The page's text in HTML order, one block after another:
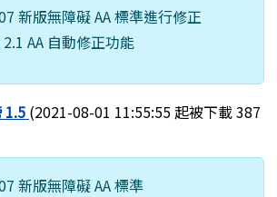
新版無障礙 AA 標準進行修正
AA 自動修正功能
1.5 (2021-08-01 11:55:55 起被下載 387
新版無障礙 AA 標準